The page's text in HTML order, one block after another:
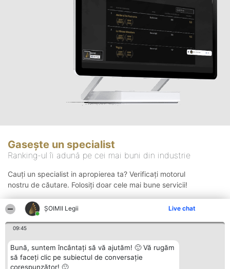
ȘOIMII Legii Live chat
09:45
Bună, suntem încântați să vă ajutăm! 🙂 Vă rugăm
să faceți clic pe subiectul de conversație
corespunzător! 🙂
Gasește un specialist
Ranking-ul îi adună pe cei mai buni din industrie
Cauți un specialist in apropierea ta? Verificați motorul
nostru de căutare. Folosiți doar cele mai bune servicii!